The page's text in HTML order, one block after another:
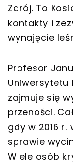
Zdrój. To
kontakty i
wynajęcie
Profesor
Uniwersytetu
zajmuje się
przeności.
gdy w 2016
sprawie
Wiele osób